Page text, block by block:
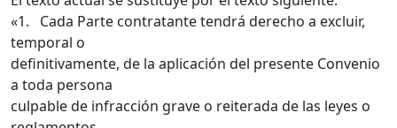
«1. Cada Parte contratante tendrá derecho a excluir,
temporal o
definitivamente, de la aplicación del presente Convenio
a toda persona
culpable de infracción grave o reiterada de las leyes o